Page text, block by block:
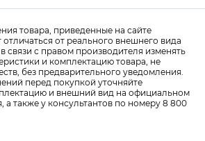
товара, приведенные на сайте
отличаться от реального внешнего вида
связи с правом производителя изменять
и комплектацию товара, не
без предварительного уведомления.
перед покупкой уточняйте
и внешний вид на официальном
а также у консультантов по номеру 8 800